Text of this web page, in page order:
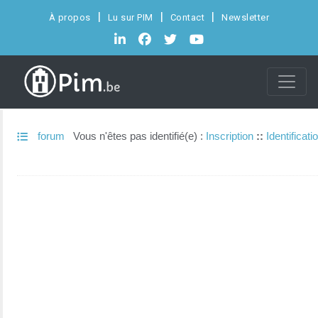
À propos Lu sur PIM Contact Newsletter
forum Vous n'êtes pas identifié(e) : Inscription ::